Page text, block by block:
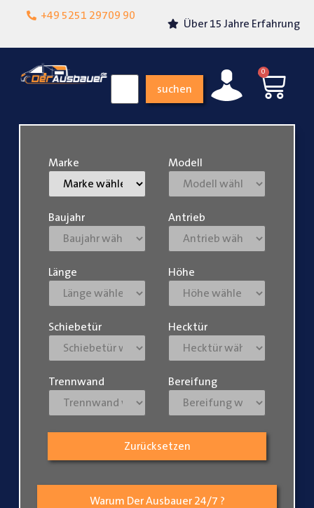
+49 5251 29709 90
Lokalgeschäft in
Über 15 Jahre Erfahrung
suchen
0
Warum Der Ausbauer 24/7 ?
Marke Modell
Baujahr Antrieb
Länge Höhe
Schiebetür Hecktür
Trennwand Bereifung
Zurücksetzen